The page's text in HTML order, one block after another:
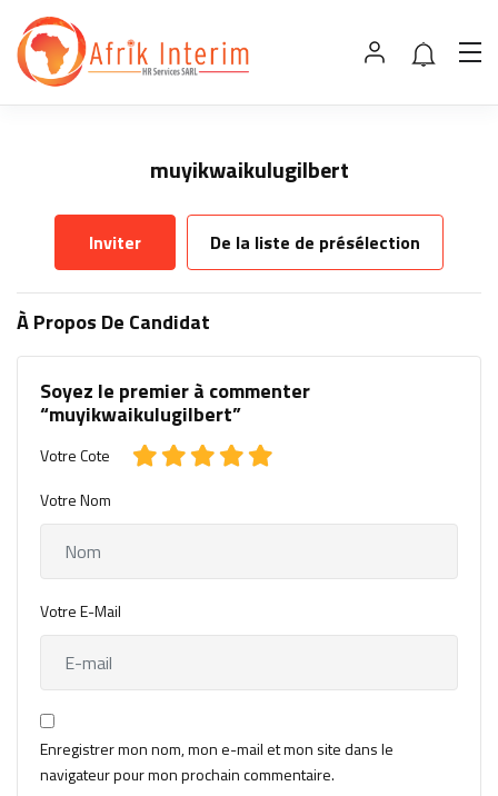
muyikwaikulugilbert
Inviter De la liste de présélection
À Propos De Candidat
Soyez le premier à commenter
“muyikwaikulugilbert”
Votre Cote
Votre Nom
Votre E-Mail
Enregistrer mon nom, mon e-mail et mon site dans le
navigateur pour mon prochain commentaire.